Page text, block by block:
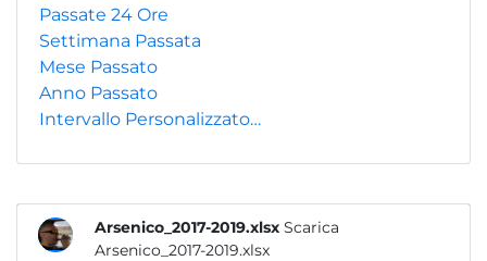
Passate 24 Ore
Settimana Passata
Mese Passato
Anno Passato
Intervallo Personalizzato…
Arsenico_2017-2019.xlsx Scarica
Arsenico_2017-2019.xlsx